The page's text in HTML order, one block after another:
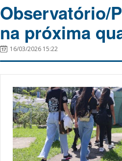
Observatório/
na próxima
16/03/2026 15:22